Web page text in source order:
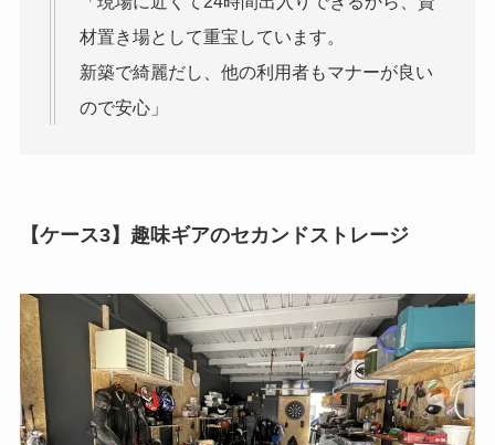
材置き場として重宝しています。
新築で綺麗だし、他の利用者もマナーが良い
ので安心」
【ケース3】趣味ギアのセカンドストレージ